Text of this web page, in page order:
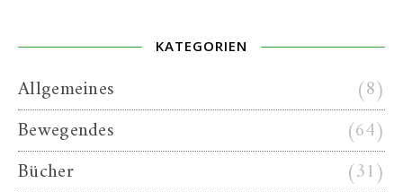
KATEGORIEN
Allgemeines
(8)
Bewegendes
(64)
Bücher
(31)